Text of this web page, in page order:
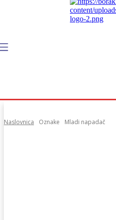
Naslovnica Oznake Mladi napadač